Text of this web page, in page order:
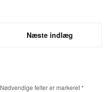
Næste indlæg
Nødvendige felter er markeret*